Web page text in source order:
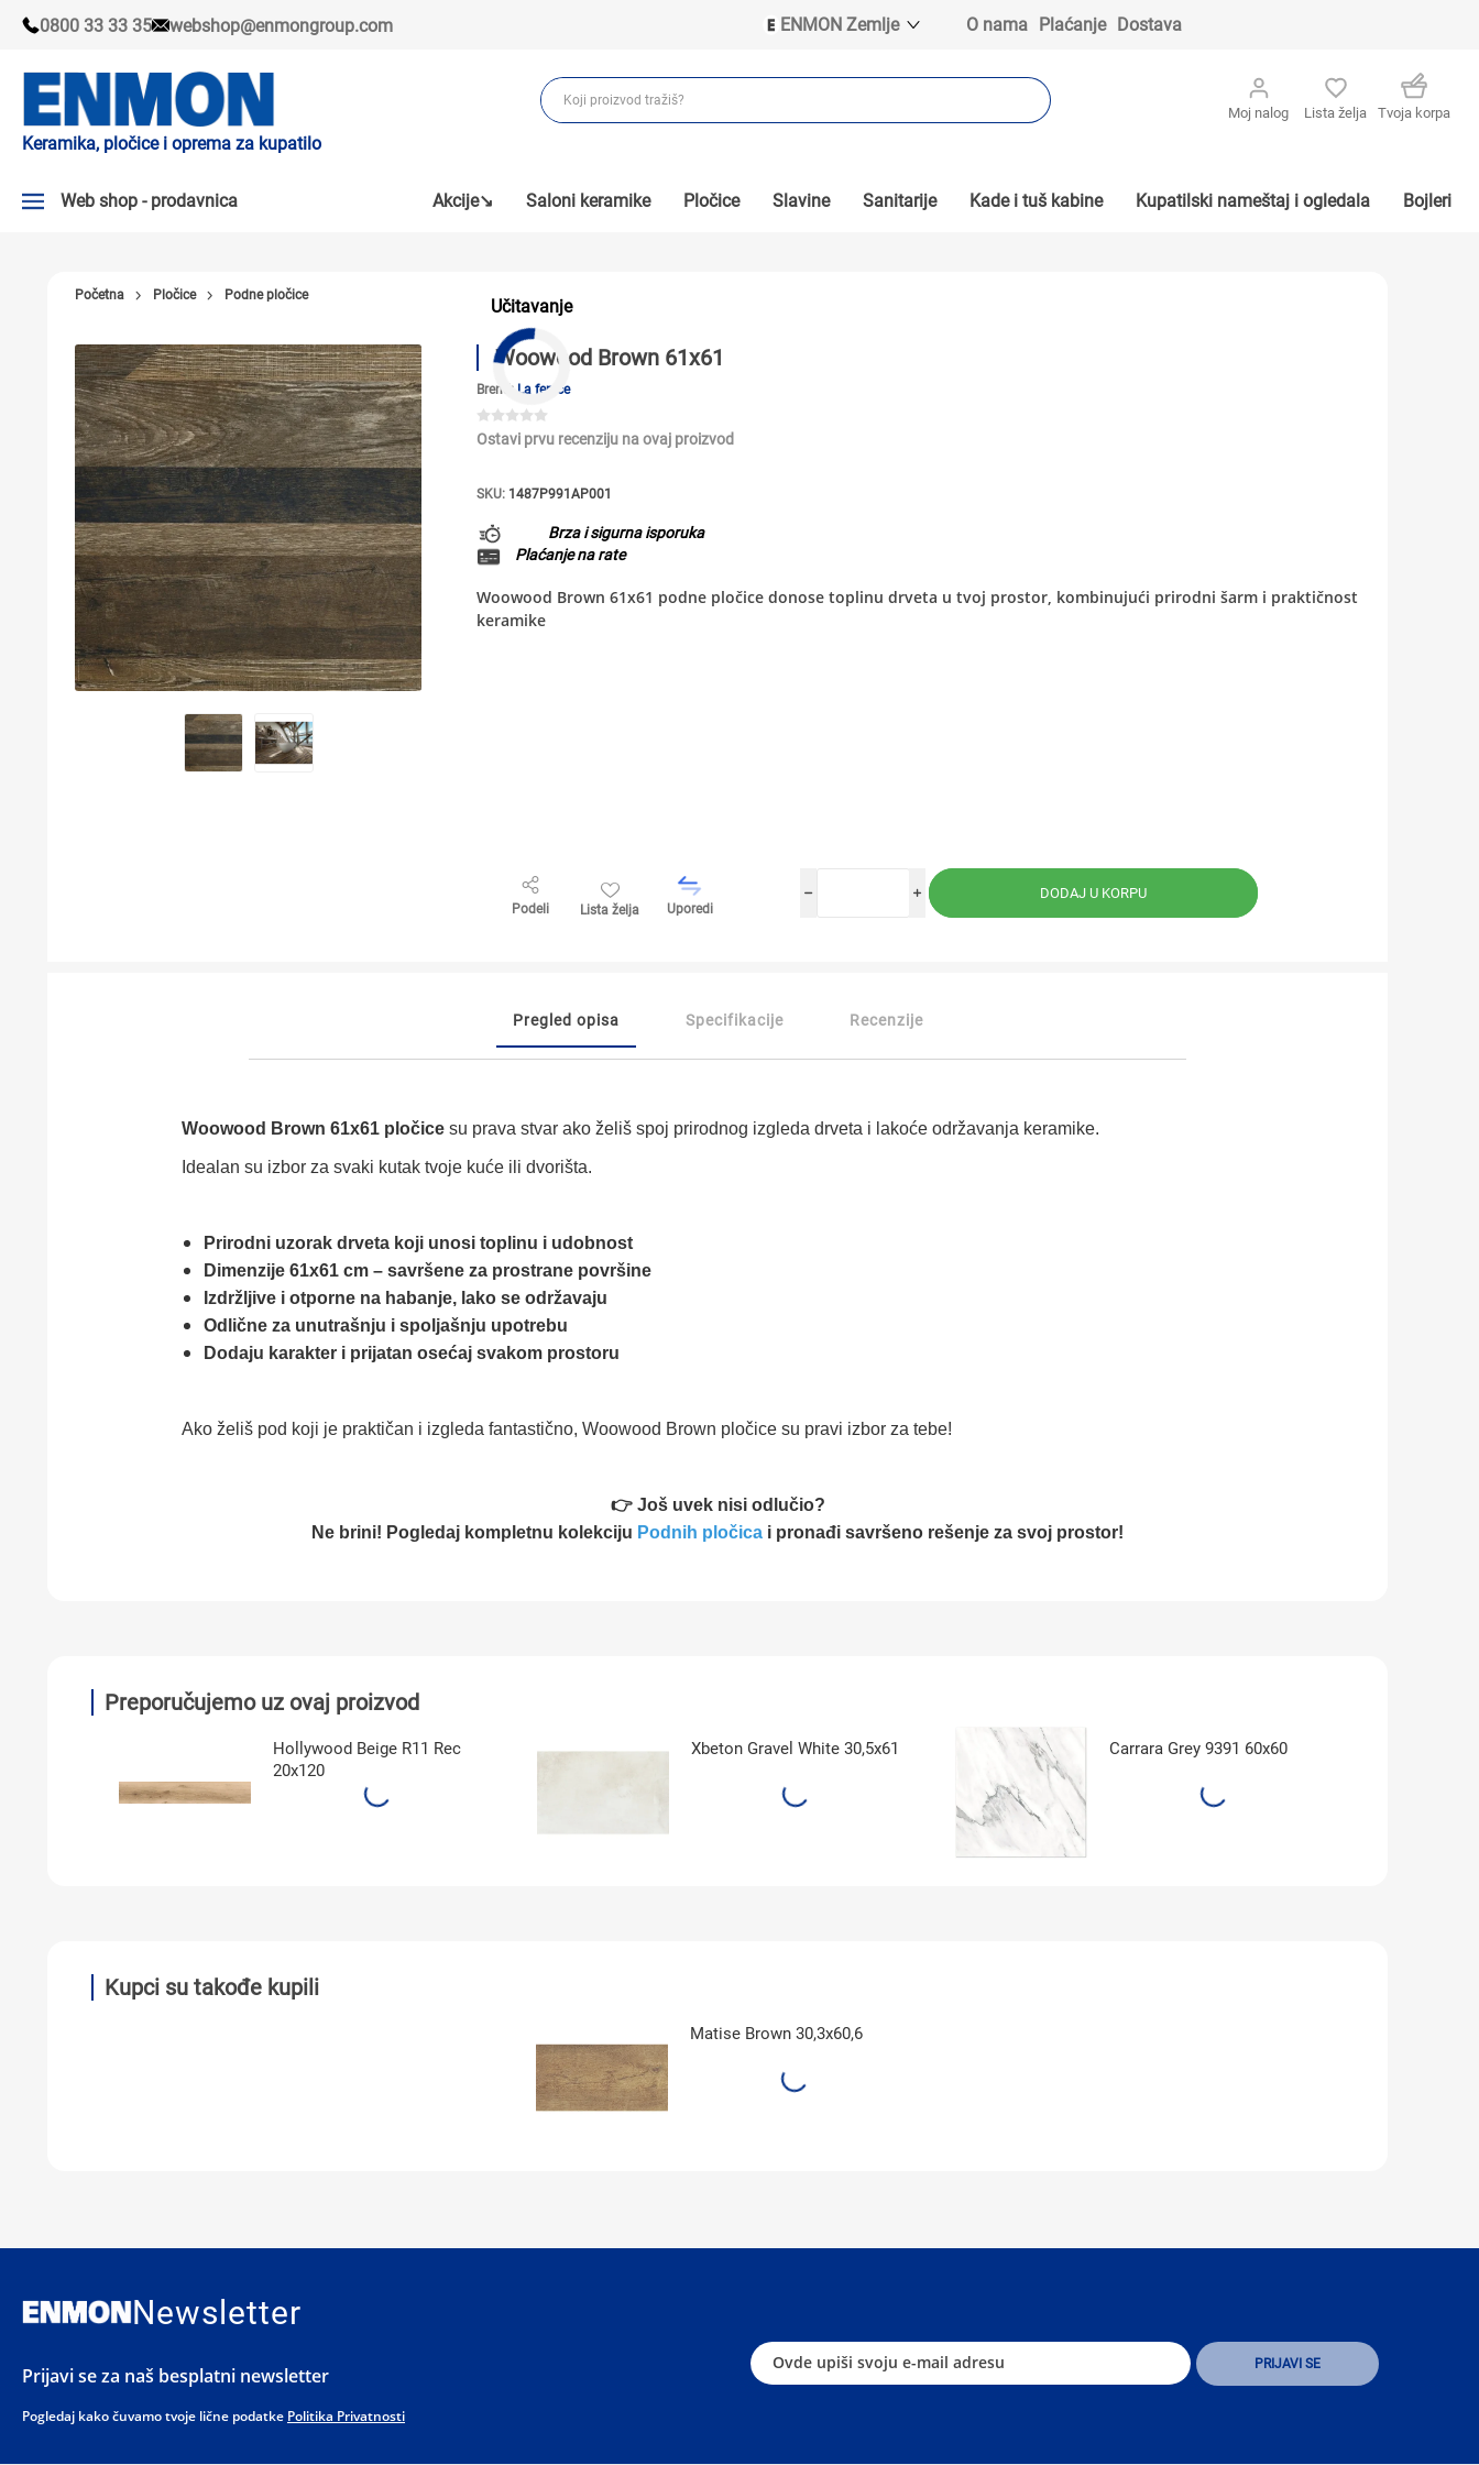
0800 33 33 35 webshop@enmongroup.com
ENMON Zemlje
ENMON BIH
ENMON MKD
O nama Plaćanje Dostava
Keramika, pločice i oprema za kupatilo
Moj nalog Lista želja Tvoja korpa
Web shop - prodavnica
PLOČICE
SLAVINE
KADE I TUŠ KABINE
SANITARIJE
TUŠEVI
KUPATILSKI NAMEŠTAJ I OGLEDALA
PODNE I ZIDNE OBLOGE
BOJLERI
LAJSNE ZA PLOČICE
ALATI ZA KERAMIKU
Akcije↘ Saloni keramike Pločice Slavine Sanitarije Kade i tuš kabine Kupatilski nameštaj i ogledala Bojleri
Učitavanje
Početna Pločice Podne pločice
Woowood Brown 61x61
Brend: La fenice
Ostavi prvu recenziju na ovaj proizvod
SKU: 1487P991AP001
Brza i sigurna isporuka
Plaćanje na rate
Woowood Brown 61x61 podne pločice donose toplinu drveta u tvoj prostor, kombinujući prirodni šarm i praktičnost
keramike
Podeli Lista želja Uporedi
i
h
Pregled opisa Specifikacije Recenzije
Woowood Brown 61x61 pločicesu prava stvar ako želiš spoj prirodnog izgleda drveta i lakoće održavanja keramike.
Idealan su izbor za svaki kutak tvoje kuće ili dvorišta.
Prirodni uzorak drveta koji unosi toplinu i udobnost
Dimenzije 61x61 cm – savršene za prostrane površine
Izdržljive i otporne na habanje, lako se održavaju
Odlične za unutrašnju i spoljašnju upotrebu
Dodaju karakter i prijatan osećaj svakom prostoru
Ako želiš pod koji je praktičan i izgleda fantastično, Woowood Brown pločice su pravi izbor za tebe!
👉 Još uvek nisi odlučio?
Ne brini! Pogledaj kompletnu kolekciju Podnih pločica i pronađi savršeno rešenje za svoj prostor!
Preporučujemo uz ovaj proizvod
Hollywood Beige R11 Rec
20x120
Xbeton Gravel White 30,5x61 Carrara Grey 9391 60x60
Kupci su takođe kupili
Matise Brown 30,3x60,6
Newsletter
Prijavi se za naš besplatni newsletter
Pogledaj kako čuvamo tvoje lične podatke Politika Privatnosti